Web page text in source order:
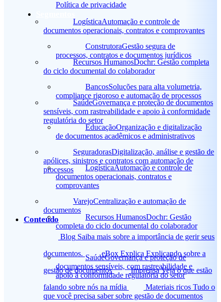
Política de privacidade
ConstrutoraGestão segura de
processos, contratos e documentos jurídicos
BancosSoluções para alta volumetria,
compliance rigoroso e automação de processos
EducaçãoOrganização e digitalização
de documentos acadêmicos e administrativos
LogísticaAutomação e controle de
documentos operacionais, contratos e
comprovantes
Recursos HumanosDochr: Gestão
completa do ciclo documental do colaborador
SaúdeGovernança e proteção de
documentos sensíveis, com rastreabilidade e
apoio à conformidade regulatória do setor
LogísticaAutomação e controle de
documentos operacionais, contratos e comprovantes
Recursos HumanosDochr: Gestão completa
do ciclo documental do colaborador
SaúdeGovernança e proteção de documentos
sensíveis, com rastreabilidade e apoio à conformidade
regulatória do setor
SeguradorasDigitalização, análise e gestão de
apólices, sinistros e contratos com automação de
processos
VarejoCentralização e automação de
documentos
Conteúdo
Blog Saiba mais sobre a importância de gerir seus
documentos.
eBox Explica Explicando sobre a
gestão de documentos
Imprensa Veja o que estão
falando sobre nós na mídia
Materiais ricos Tudo o
que você precisa saber sobre gestão de documentos